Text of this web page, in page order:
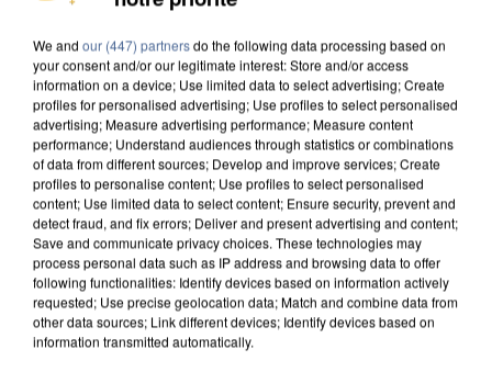
We and our (447) partnersdo the following data processing based on
your consent and/or our legitimate interest: Store and/or access
information on a device; Use limited data to select advertising; Create
profiles for personalised advertising; Use profiles to select personalised
advertising; Measure advertising performance; Measure content
performance; Understand audiences through statistics or combinations
of data from different sources; Develop and improve services; Create
profiles to personalise content; Use profiles to select personalised
content; Use limited data to select content; Ensure security, prevent and
detect fraud, and fix errors; Deliver and present advertising and content;
Save and communicate privacy choices. These technologies may
process personal data such as IP address and browsing data to offer
following functionalities: Identify devices based on information actively
requested; Use precise geolocation data; Match and combine data from
other data sources; Link different devices; Identify devices based on
information transmitted automatically.